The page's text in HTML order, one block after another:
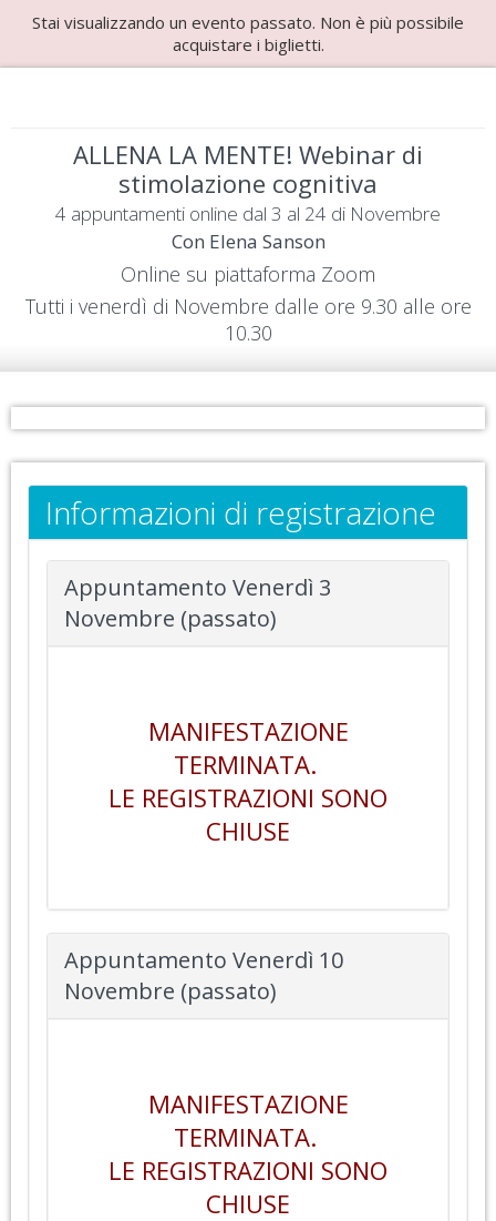
Stai visualizzando un evento passato. Non è più possibile
acquistare i biglietti.
ALLENA LA MENTE! Webinar di
stimolazione cognitiva
4 appuntamenti online dal 3 al 24 di Novembre
Con Elena Sanson
Online su piattaforma Zoom
Tutti i venerdì di Novembre dalle ore 9.30 alle ore
10.30
Informazioni di registrazione
Appuntamento Venerdì 3
Novembre (passato)
MANIFESTAZIONE
TERMINATA.
LE REGISTRAZIONI SONO
CHIUSE
Appuntamento Venerdì 10
Novembre (passato)
MANIFESTAZIONE
TERMINATA.
LE REGISTRAZIONI SONO
CHIUSE